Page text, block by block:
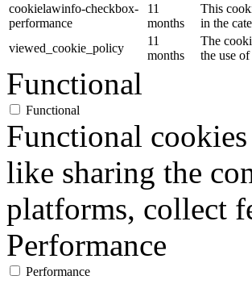
cookielawinfo-checkbox-
performance
11
months
This
in the
viewed_cookie_policy
11
months
The
the use
Functional
Functional
Functional
like sharing the
platforms, collect
Performance
Performance